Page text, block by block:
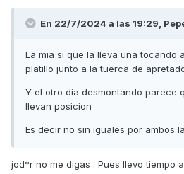
En 22/7/2024 a las 19:29,
La mia si que la lleva una tocando
platillo junto a la tuerca de
Y el otro dia desmontando parece
llevan posicion
Es decir no sin iguales por ambos
jod*r no me digas . Pues llevo tiempo